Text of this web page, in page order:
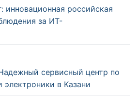
инновационная российская
за ИТ-
сервисный центр по
электроники в Казани